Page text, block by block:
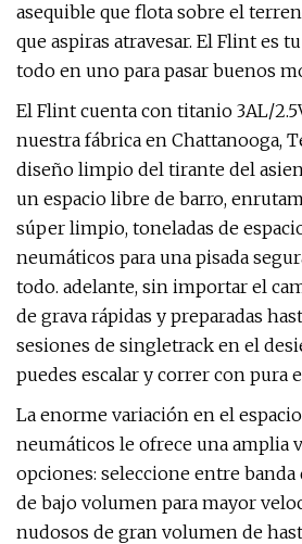
asequible que flota sobre el
que aspiras atravesar. El Flint es
todo en uno para pasar buenos
El Flint cuenta con titanio 3AL/
nuestra fábrica en Chattanooga,
diseño limpio del tirante del
un espacio libre de barro,
súper limpio, toneladas de
neumáticos para una pisada
todo. adelante, sin importar el
de grava rápidas y preparadas
sesiones de singletrack en el
puedes escalar y correr con pura
La enorme variación en el
neumáticos le ofrece una amplia
opciones: seleccione entre
de bajo volumen para mayor
nudosos de gran volumen de